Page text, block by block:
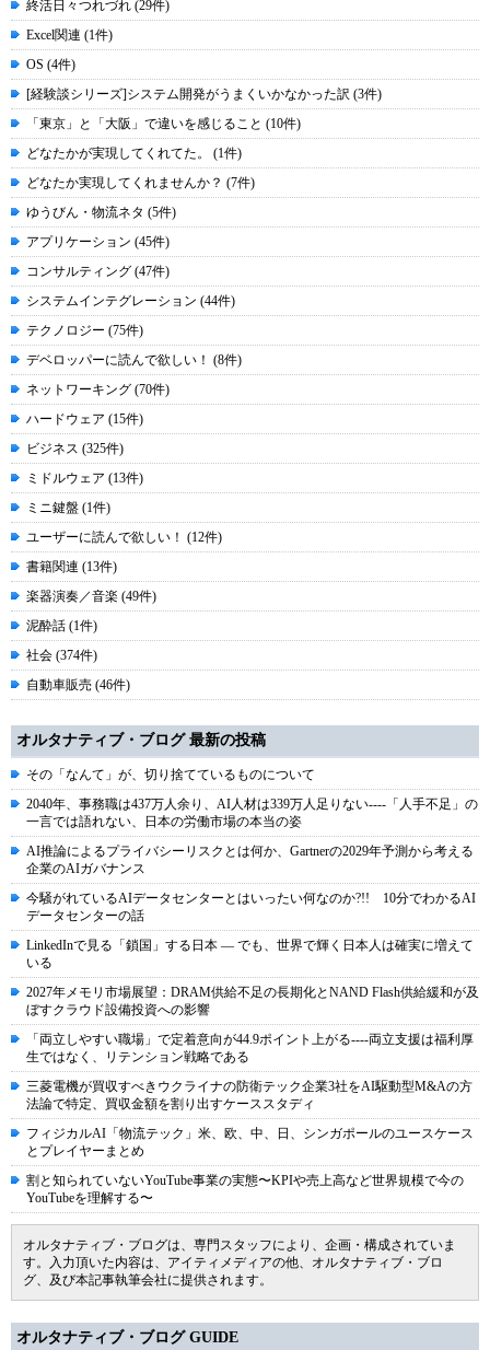
終活日々つれづれ (29件)
Excel関連 (1件)
OS (4件)
[経験談シリーズ]システム開発がうまくいかなかった訳 (3件)
「東京」と「大阪」で違いを感じること (10件)
どなたかが実現してくれてた。 (1件)
どなたか実現してくれませんか？ (7件)
ゆうびん・物流ネタ (5件)
アプリケーション (45件)
コンサルティング (47件)
システムインテグレーション (44件)
テクノロジー (75件)
デベロッパーに読んで欲しい！ (8件)
ネットワーキング (70件)
ハードウェア (15件)
ビジネス (325件)
ミドルウェア (13件)
ミニ鍵盤 (1件)
ユーザーに読んで欲しい！ (12件)
書籍関連 (13件)
楽器演奏／音楽 (49件)
泥酔話 (1件)
社会 (374件)
自動車販売 (46件)
オルタナティブ・ブログ 最新の投稿
その「なんて」が、切り捨てているものについて
2040年、事務職は437万人余り、AI人材は339万人足りない----「人手不足」の
一言では語れない、日本の労働市場の本当の姿
AI推論によるプライバシーリスクとは何か、Gartnerの2029年予測から考える
企業のAIガバナンス
今騒がれているAIデータセンターとはいったい何なのか?!! 10分でわかるAI
データセンターの話
LinkedInで見る「鎖国」する日本 ― でも、世界で輝く日本人は確実に増えて
いる
2027年メモリ市場展望：DRAM供給不足の長期化とNAND Flash供給緩和が及
ぼすクラウド設備投資への影響
「両立しやすい職場」で定着意向が44.9ポイント上がる----両立支援は福利厚
生ではなく、リテンション戦略である
三菱電機が買収すべきウクライナの防衛テック企業3社をAI駆動型M&Aの方
法論で特定、買収金額を割り出すケーススタディ
フィジカルAI「物流テック」米、欧、中、日、シンガポールのユースケース
とプレイヤーまとめ
割と知られていないYouTube事業の実態〜KPIや売上高など世界規模で今の
YouTubeを理解する〜
オルタナティブ・ブログは、専門スタッフにより、企画・構成されていま
す。入力頂いた内容は、アイティメディアの他、オルタナティブ・ブロ
グ、及び本記事執筆会社に提供されます。
オルタナティブ・ブログ GUIDE